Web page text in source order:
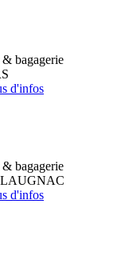
bagagerie
d'infos
bagagerie
d'infos